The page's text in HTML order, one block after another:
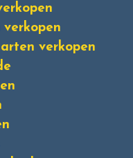
verkopen
verkopen